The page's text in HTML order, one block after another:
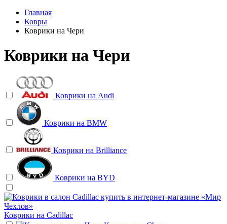
Главная
Ковры
Коврики на Чери
Коврики на Чери
Коврики на Audi
Коврики на BMW
Коврики на Brilliance
Коврики на BYD
Коврики на Cadillac